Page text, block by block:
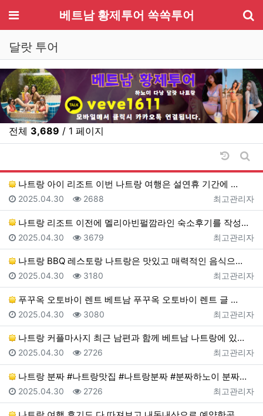
메뉴 베트남 황제투어 쏙쏙투어
달랏 투어
전체 3,689 / 1 페이지
날짜순
게
나트랑 아이 리조트 이번 나트랑 여행은 설연휴 기간에 …
등록자
최고관리자
등록일
2025.04.30 조회
2688
나트랑 리조트 이전에 멜리아빈펄깜라인 숙소후기를 작성했…
등록자
최고관리자
등록일
2025.04.30 조회
3679
나트랑 BBQ 레스토랑 나트랑은 맛있고 매력적인 음식으…
등록자
최고관리자
등록일
2025.04.30 조회
3180
푸꾸옥 오토바이 렌트 베트남 푸꾸옥 오토바이 렌트 글 …
등록자
최고관리자
등록일
2025.04.30 조회
3080
나트랑 커플마사지 최근 남편과 함께 베트남 나트랑에 있…
등록자
최고관리자
등록일
2025.04.30 조회
2726
나트랑 분짜 #나트랑맛집 #나트랑분짜 #분짜하노이 분짜…
등록자
최고관리자
등록일
2025.04.30 조회
2726